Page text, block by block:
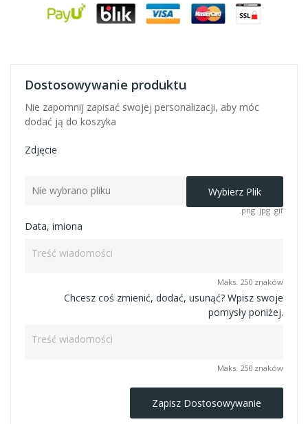
Dostosowywanie produktu
Nie zapomnij zapisać swojej personalizacji, aby móc
dodać ją do koszyka
Zdjęcie
Nie wybrano pliku Wybierz Plik
.png .jpg .gif
Data, imiona
Maks. 250 znaków
Chcesz coś zmienić, dodać, usunąć? Wpisz swoje
pomysły poniżej.
Maks. 250 znaków
Zapisz Dostosowywanie